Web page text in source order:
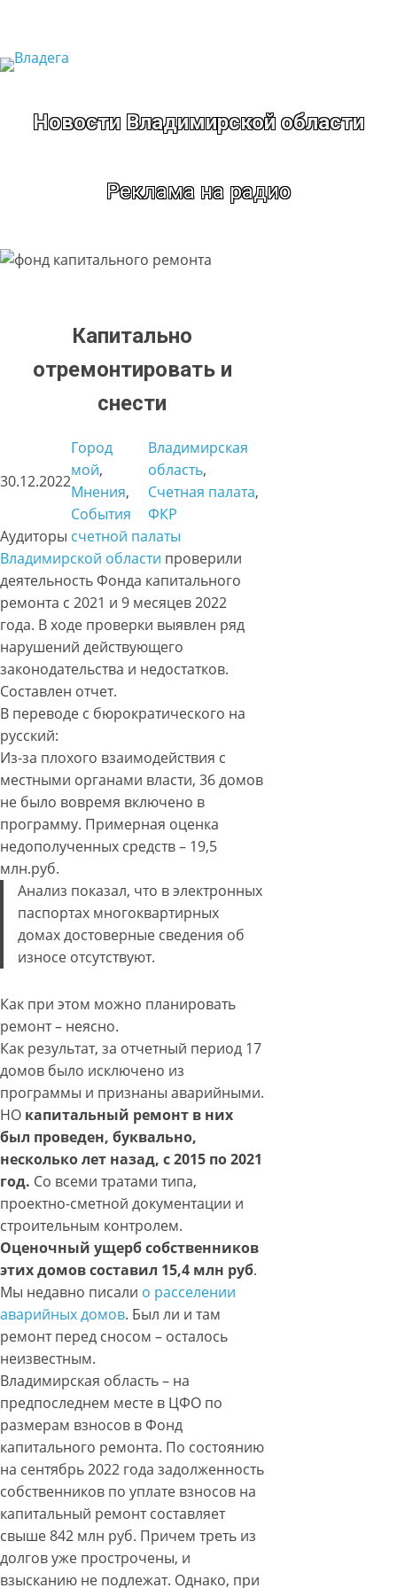
содержимому
Новости Владимирской области
Реклама на радио
Капитально
отремонтировать и
снести
30.12.2022
Город
мой
Мнения
События
Владимирская
область
Счетная палата
ФКР
Аудиторы счетной палаты
Владимирской области проверили
деятельность Фонда капитального
ремонта с 2021 и 9 месяцев 2022
года. В ходе проверки выявлен ряд
нарушений действующего
законодательства и недостатков.
Составлен отчет.
В переводе с бюрократического на
русский:
Из-за плохого взаимодействия с
местными органами власти, 36 домов
не было вовремя включено в
программу. Примерная оценка
недополученных средств – 19,5
млн.руб.
Анализ показал, что в электронных
паспортах многоквартирных
домах достоверные сведения об
износе отсутствуют.
Как при этом можно планировать
ремонт – неясно.
Как результат, за отчетный период 17
домов было исключено из
программы и признаны аварийными.
НО капитальный ремонт в них
был проведен, буквально,
несколько лет назад, с 2015 по 2021
год. Со всеми тратами типа,
проектно-сметной документации и
строительным контролем.
Оценочный ущерб собственников
этих домов составил 15,4 млн руб.
Мы недавно писали о расселении
аварийных домов. Был ли и там
ремонт перед сносом – осталось
неизвестным.
Владимирская область – на
предпоследнем месте в ЦФО по
размерам взносов в Фонд
капитального ремонта. По состоянию
на сентябрь 2022 года задолженность
собственников по уплате взносов на
капитальный ремонт составляет
свыше 842 млн руб. Причем треть из
долгов уже прострочены, и
взысканию не подлежат. Однако, при